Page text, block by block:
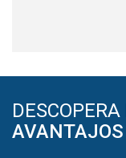
DESCOPERA
AVANTAJOS